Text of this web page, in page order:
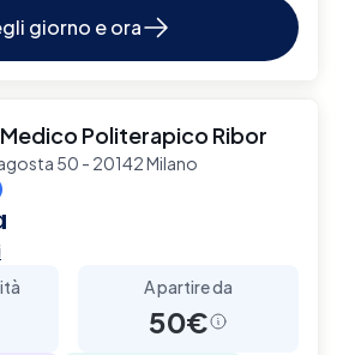
giorno e ora
Politerapico Ribor
50 - 20142 Milano
A partire da
50€